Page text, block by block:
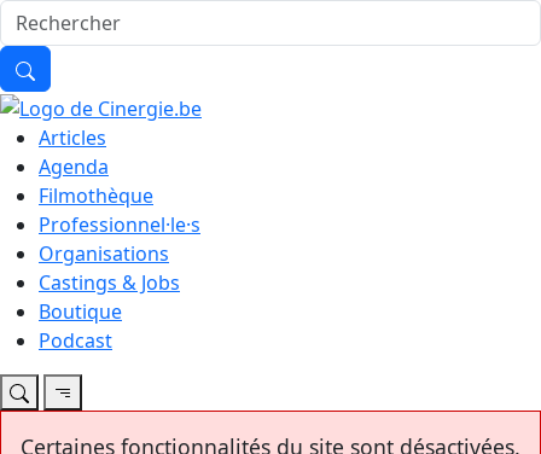
Articles
Agenda
Filmothèque
Professionnel·le·s
Organisations
Castings & Jobs
Boutique
Podcast
Certaines fonctionnalités du site sont désactivées.